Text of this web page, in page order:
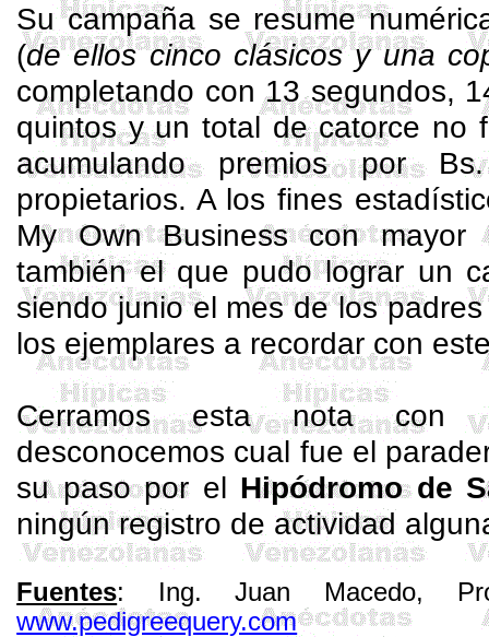
Su campaña se resume
(de ellos cinco clásicos y una
completando con 13 segundos,
quintos y un total de catorce no
acumulando premios por
propietarios. A los fines
My
OwnBusiness con mayor
también el que pudo lograr un
siendo junio el mes de los
los ejemplares a recordar con
Cerramos esta nota con
desconocemos cual fue el
su paso por el Hipódromo de
ningún registro de actividad
Fuentes: Ing. Juan Macedo,
www.pedigreequery.com